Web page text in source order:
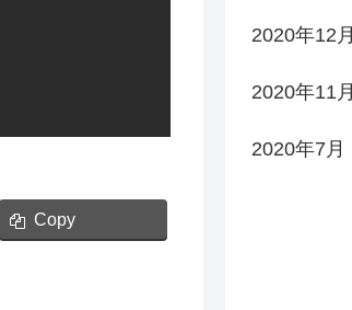
Copy
2020年12月
2020年11月
2020年7月